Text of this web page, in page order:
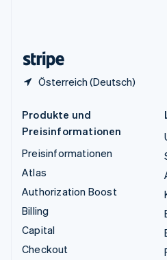
Österreich (Deutsch)
Produkte und
Preisinformationen
Preisinformationen
Atlas
Authorization Boost
Billing
Capital
Checkout